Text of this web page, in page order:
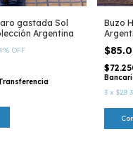
gastada Sol
Argentina
% OFF
Buzo
3 x